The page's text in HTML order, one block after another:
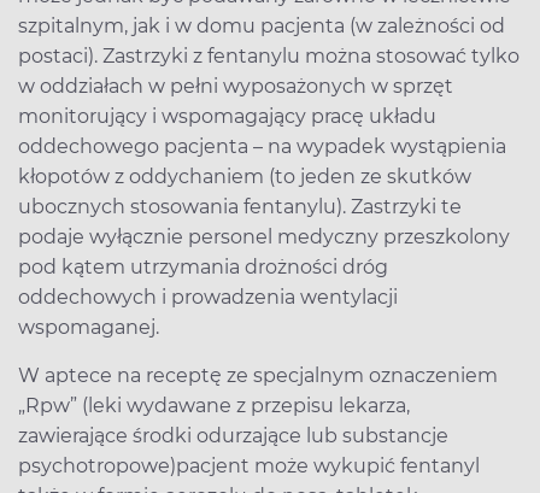
szpitalnym, jak i w domu pacjenta (w zależności od
postaci). Zastrzyki z fentanylu można stosować tylko
w oddziałach w pełni wyposażonych w sprzęt
monitorujący i wspomagający pracę układu
oddechowego pacjenta – na wypadek wystąpienia
kłopotów z oddychaniem (to jeden ze skutków
ubocznych stosowania fentanylu). Zastrzyki te
podaje wyłącznie personel medyczny przeszkolony
pod kątem utrzymania drożności dróg
oddechowych i prowadzenia wentylacji
wspomaganej.
W aptece na receptę ze specjalnym oznaczeniem
„Rpw” (leki wydawane z przepisu lekarza,
zawierające środki odurzające lub substancje
psychotropowe)pacjent może wykupić fentanyl